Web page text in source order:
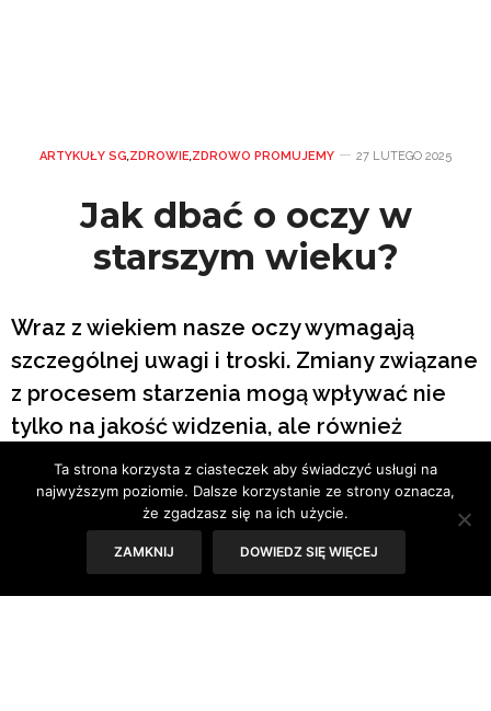
ARTYKUŁY SG,ZDROWIE,ZDROWO PROMUJEMY 27 LUTEGO 2025
Jak dbać o oczy w
starszym wieku?
Wraz z wiekiem nasze oczy wymagają
szczególnej uwagi i troski. Zmiany związane
z procesem starzenia mogą wpływać nie
tylko na jakość widzenia, ale również
komfort życia. Odpowiednia profilaktyka i
zdrowe nawyki mogą znacząco poprawić
komfort życia.
Ta strona korzysta z ciasteczek aby świadczyć usługi na
najwyższym poziomie. Dalsze korzystanie ze strony oznacza,
że zgadzasz się na ich użycie.
ZAMKNIJ DOWIEDZ SIĘ WIĘCEJ